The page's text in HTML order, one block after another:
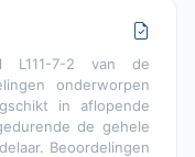
L111-7-2 van de
onderworpen
in aflopende
de gehele
Beoordelingen